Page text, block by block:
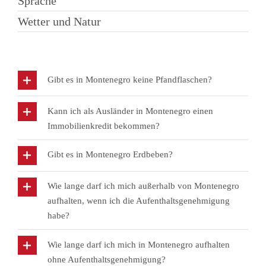
Wetter und Natur
Gibt es in Montenegro keine Pfandflaschen?
Kann ich als Ausländer in Montenegro einen
Immobilienkredit bekommen?
Gibt es in Montenegro Erdbeben?
Wie lange darf ich mich außerhalb von Montenegro
aufhalten, wenn ich die Aufenthaltsgenehmigung
habe?
Wie lange darf ich mich in Montenegro aufhalten
ohne Aufenthaltsgenehmigung?